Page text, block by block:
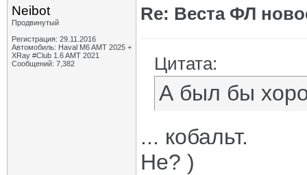
Neibot
Продвинутый
Регистрация: 29.11.2016
Автомобиль: Haval M6 AMT 2025 +
XRay #Club 1.6 AMT 2021
Сообщений: 7,382
Re: Веста ФЛ
Цитата:
А был бы
... кобальт.
Не? )